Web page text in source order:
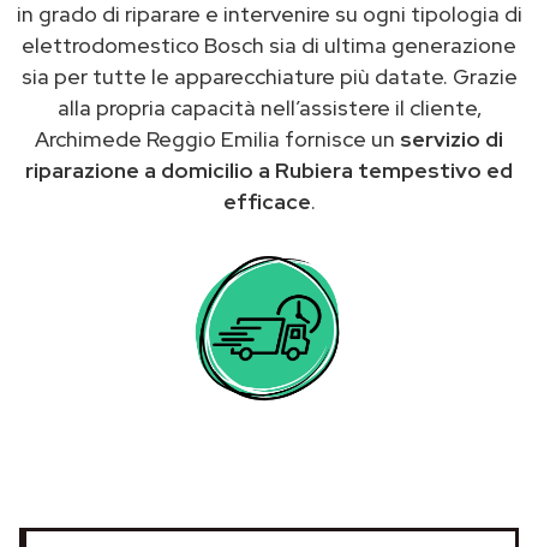
in grado di riparare e intervenire su ogni tipologia di
elettrodomestico Bosch sia di ultima generazione
sia per tutte le apparecchiature più datate. Grazie
alla propria capacità nell’assistere il cliente,
Archimede Reggio Emilia fornisce un servizio di
riparazione a domicilio a Rubiera tempestivo ed
efficace.